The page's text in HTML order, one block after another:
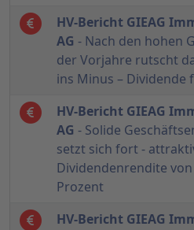
HV-Bericht GIEAG
AG - Nach den hohen
der Vorjahre rutscht
ins Minus – Dividende
HV-Bericht GIEAG
AG - Solide
setzt sich fort -
Dividendenrendite von
Prozent
HV-Bericht GIEAG